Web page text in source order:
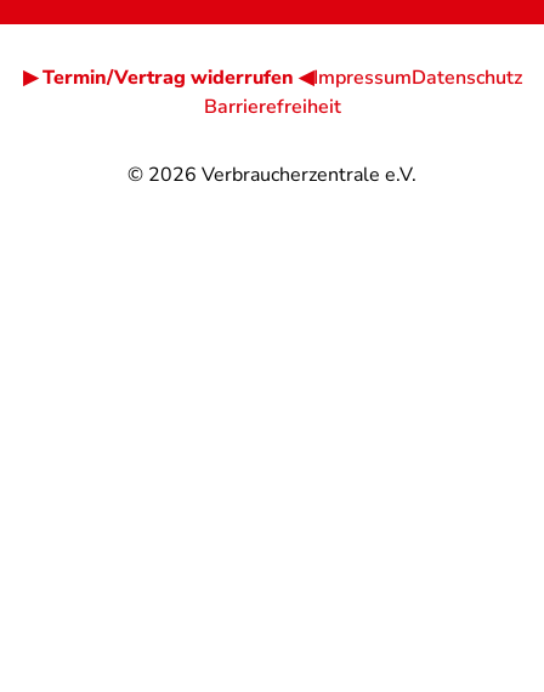
© 2026 Verbraucherzentrale e.V.
▶ Termin/Vertrag widerrufen ◀ImpressumDatenschutz
Barrierefreiheit